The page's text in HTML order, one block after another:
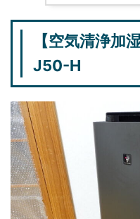
【空気清浄加
J50-H